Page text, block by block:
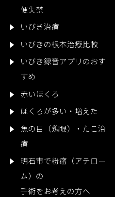
便失禁
いびき治療
いびきの根本治療比較
いびき録音アプリのおす
すめ
赤いほくろ
ほくろが多い・増えた
魚の目（鶏眼）・たこ治
療
明石市で粉瘤（アテロー
ム）の
手術をお考えの方へ